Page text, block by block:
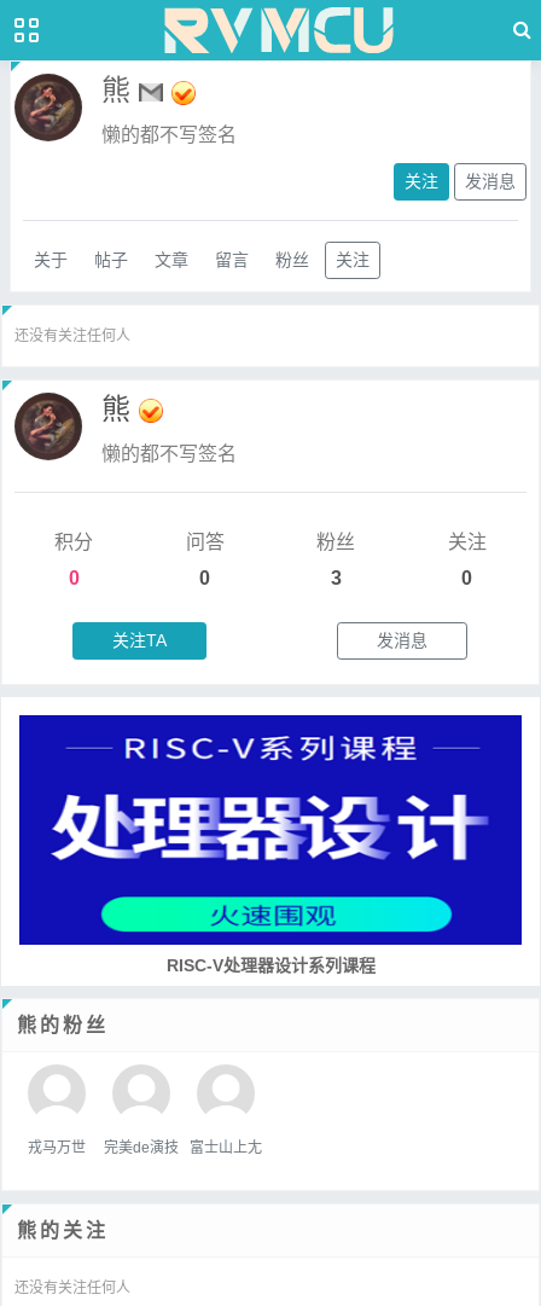
熊
懒的都不写签名
关注 发消息
关于 帖子 文章 留言 粉丝 关注
还没有关注任何人
熊
懒的都不写签名
积分
0
问答
0
粉丝
3
关注
0
关注TA 发消息
RISC-V处理器设计系列课程
熊的粉丝
戎马万世 完美de演技 富士山上尢
熊的关注
还没有关注任何人